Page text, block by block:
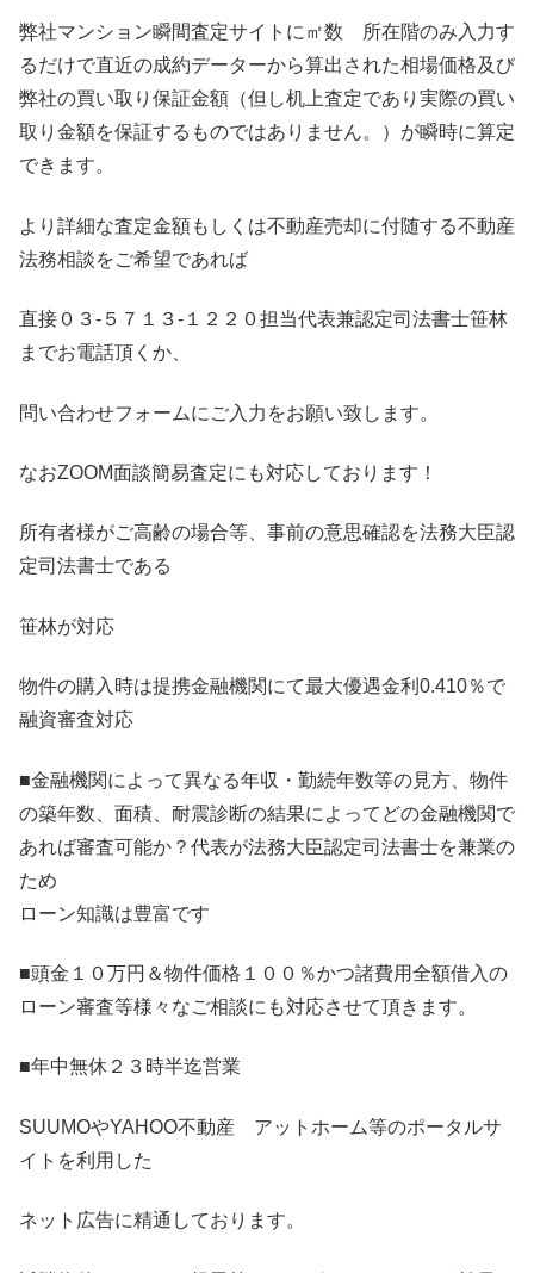
弊社マンション瞬間査定サイトに㎡数 所在階のみ入力す
るだけで直近の成約データーから算出された相場価格及び
弊社の買い取り保証金額（但し机上査定であり実際の買い
取り金額を保証するものではありません。）が瞬時に算定
できます。
より詳細な査定金額もしくは不動産売却に付随する不動産
法務相談をご希望であれば
直接０３-５７１３-１２２０担当代表兼認定司法書士笹林
までお電話頂くか、
問い合わせフォームにご入力をお願い致します。
なおZOOM面談簡易査定にも対応しております！
所有者様がご高齢の場合等、事前の意思確認を法務大臣認
定司法書士である
笹林が対応
物件の購入時は提携金融機関にて最大優遇金利0.410％で
融資審査対応
■金融機関によって異なる年収・勤続年数等の見方、物件
の築年数、面積、耐震診断の結果によってどの金融機関で
あれば審査可能か？代表が法務大臣認定司法書士を兼業の
ため
ローン知識は豊富です
■頭金１０万円＆物件価格１００％かつ諸費用全額借入の
ローン審査等様々なご相談にも対応させて頂きます。
■年中無休２３時半迄営業
SUUMOやYAHOO不動産 アットホーム等のポータルサ
イトを利用した
ネット広告に精通しております。